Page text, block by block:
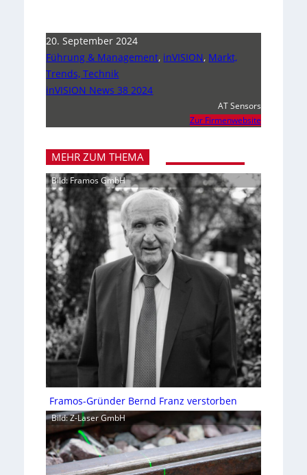
20. September 2024
Führung & Management, inVISION, Markt,
Trends, Technik
inVISION News 38 2024
AT Sensors
Zur Firmenwebsite
MEHR ZUM THEMA
Bild: Framos GmbH
Framos-Gründer Bernd Franz verstorben
Bild: Z-Laser GmbH